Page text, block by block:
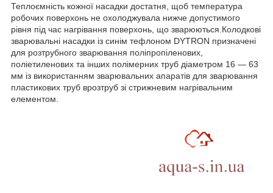
Теплоємність кожної насадки достатня, щоб температура
робочих поверхонь не охолоджувала нижче допустимого
рівня під час нагрівання поверхонь, що зварюються. Колодкові
зварювальні насадки із синім тефлоном DYTRON призначені
для розтрубного зварювання поліпропіленових,
поліетиленових та інших полімерних труб діаметром 16 — 63
мм із використанням зварювальних апаратів для зварювання
пластикових труб врозтруб зі стрижневим нагрівальним
елементом.